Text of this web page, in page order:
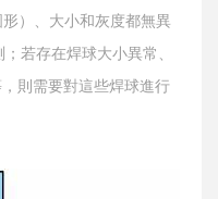
）、大小和灰度都無異
若存在焊球大小異常、
則需要對這些焊球進行